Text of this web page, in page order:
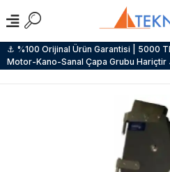
⚓ %100 Orijinal Ürün Garantisi | 5000
Motor-Kano-Sanal Çapa Grubu Hariçtir